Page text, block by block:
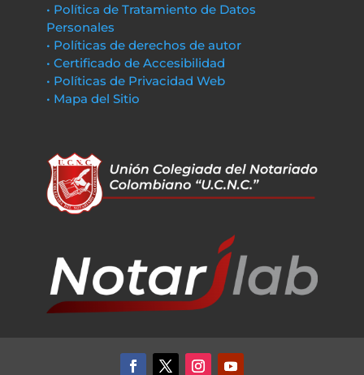
• Política de Tratamiento de Datos
Personales
• Políticas de derechos de autor
• Certificado de Accesibilidad
• Políticas de Privacidad Web
• Mapa del Sitio